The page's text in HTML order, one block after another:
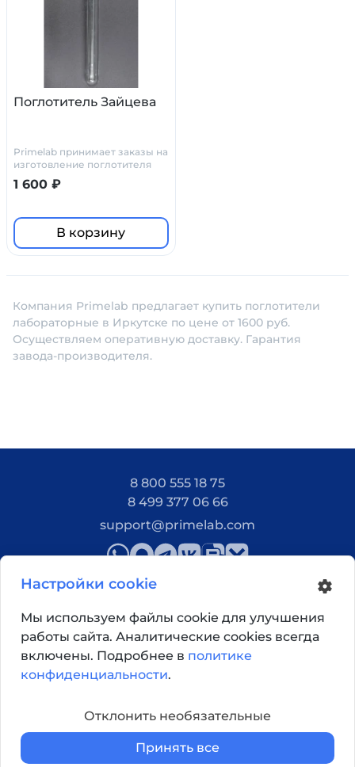
Поглотитель Зайцева
Primelab принимает заказы на
изготовление поглотителя
Зайцева по нашим чертежам,
или по ТЗ и чертежам
1 600 ₽
В корзину
Компания Primelab предлагает купить поглотители
лабораторные в Иркутске по цене от 1600 руб.
Осуществляем оперативную доставку. Гарантия
завода-производителя.
8 800 555 18 75
8 499 377 06 66
support@primelab.com
Как добраться?
Настройки cookie
Мы используем файлы cookie для улучшения
работы сайта. Аналитические cookies всегда
включены. Подробнее в политике
конфиденциальности.
Отклонить необязательные
Принять все